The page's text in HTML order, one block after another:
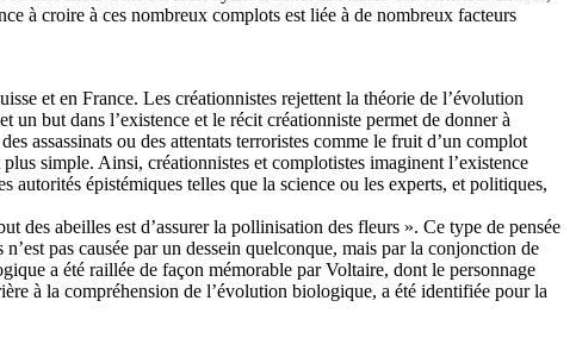
à croire à ces nombreux complots est liée à de nombreux facteurs
et en France. Les créationnistes rejettent la théorie de l’évolution
un but dans l’existence et le récit créationniste permet de donner à
assassinats ou des attentats terroristes comme le fruit d’un complot
simple. Ainsi, créationnistes et complotistes imaginent l’existence
autorités épistémiques telles que la science ou les experts, et politiques,
des abeilles est d’assurer la pollinisation des fleurs ». Ce type de pensée
pas causée par un dessein quelconque, mais par la conjonction de
a été raillée de façon mémorable par Voltaire, dont le personnage
à la compréhension de l’évolution biologique, a été identifiée pour la